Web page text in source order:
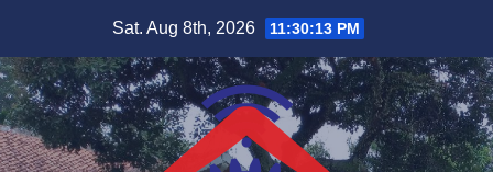
content
Sat. Aug 8th, 2026 11:30:14 PM